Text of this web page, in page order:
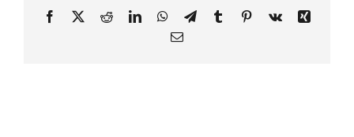
Facebook
X RedditLinkedInWhatsApp
TelegramTumblr PinterestVk
Xing
Email